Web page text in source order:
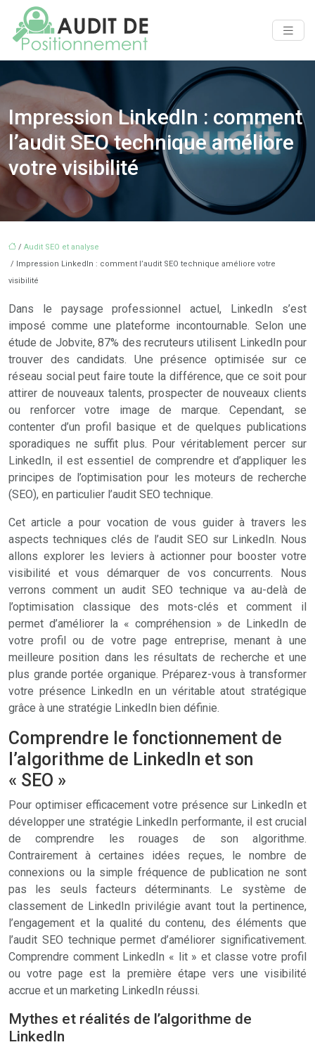
Impression LinkedIn : comment
l’audit SEO technique améliore
votre visibilité
/ Audit SEO et analyse
/ Impression LinkedIn : comment l’audit SEO technique améliore votre
visibilité
Dans le paysage professionnel actuel, LinkedIn s’est
imposé comme une plateforme incontournable. Selon une
étude de Jobvite, 87% des recruteurs utilisent LinkedIn pour
trouver des candidats. Une présence optimisée sur ce
réseau social peut faire toute la différence, que ce soit pour
attirer de nouveaux talents, prospecter de nouveaux clients
ou renforcer votre image de marque. Cependant, se
contenter d’un profil basique et de quelques publications
sporadiques ne suffit plus. Pour véritablement percer sur
LinkedIn, il est essentiel de comprendre et d’appliquer les
principes de l’optimisation pour les moteurs de recherche
(SEO), en particulier l’audit SEO technique.
Cet article a pour vocation de vous guider à travers les
aspects techniques clés de l’audit SEO sur LinkedIn. Nous
allons explorer les leviers à actionner pour booster votre
visibilité et vous démarquer de vos concurrents. Nous
verrons comment un audit SEO technique va au-delà de
l’optimisation classique des mots-clés et comment il
permet d’améliorer la « compréhension » de LinkedIn de
votre profil ou de votre page entreprise, menant à une
meilleure position dans les résultats de recherche et une
plus grande portée organique. Préparez-vous à transformer
votre présence LinkedIn en un véritable atout stratégique
grâce à une stratégie LinkedIn bien définie.
Comprendre le fonctionnement de
l’algorithme de LinkedIn et son
« SEO »
Pour optimiser efficacement votre présence sur LinkedIn et
développer une stratégie LinkedIn performante, il est crucial
de comprendre les rouages de son algorithme.
Contrairement à certaines idées reçues, le nombre de
connexions ou la simple fréquence de publication ne sont
pas les seuls facteurs déterminants. Le système de
classement de LinkedIn privilégie avant tout la pertinence,
l’engagement et la qualité du contenu, des éléments que
l’audit SEO technique permet d’améliorer significativement.
Comprendre comment LinkedIn « lit » et classe votre profil
ou votre page est la première étape vers une visibilité
accrue et un marketing LinkedIn réussi.
Mythes et réalités de l’algorithme de
LinkedIn